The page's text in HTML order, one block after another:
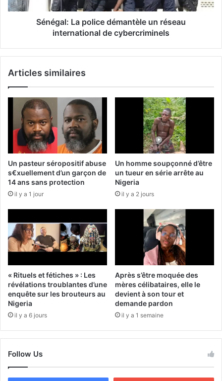
Sénégal: La police démantèle un réseau
international de cybercriminels
Articles similaires
Un pasteur séropositif abuse
s€xuellement d’un garçon de
14 ans sans protection
il y a 1 jour
Un homme soupçonné d’être
un tueur en série arrête au
Nigeria
il y a 2 jours
« Rituels et fétiches » : Les
révélations troublantes d’une
enquête sur les brouteurs au
Nigeria
il y a 6 jours
Après s’être moquée des
mères célibataires, elle le
devient à son tour et
demande pardon
il y a 1 semaine
Follow Us